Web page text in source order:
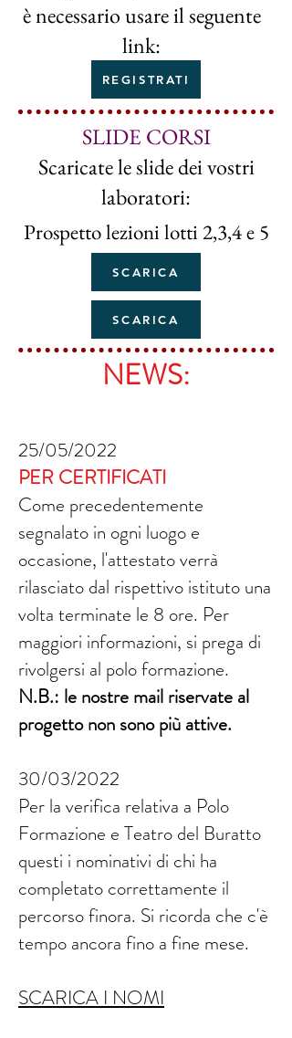
è necessario usare il seguente
link:
REGISTRATI
SLIDE CORSI
Scaricate le slide dei vostri
laboratori:
Prospetto lezioni lotti 2,3,4 e 5
SCARICA
SCARICA
NEWS:
25/05/2022
PER CERTIFICATI
Come precedentemente
segnalato in ogni luogo e
occasione, l'attestato verrà
rilasciato dal rispettivo istituto una
volta terminate le 8 ore. Per
maggiori informazioni, si prega di
rivolgersi al polo formazione.
N.B.: le nostre mail riservate al
progetto non sono più attive.
30/03/2022
Per la verifica relativa a Polo
Formazione e Teatro del Buratto
questi i nominativi di chi ha
completato correttamente il
percorso finora. Si ricorda che c'è
tempo ancora fino a fine mese.
SCARICA I NOMI